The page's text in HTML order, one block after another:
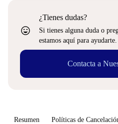
sentiment_very_satisfied
¿Tienes dudas?
Si tienes alguna duda o
estamos aquí para ayudarte.
Contacta a
Resumen Políticas de